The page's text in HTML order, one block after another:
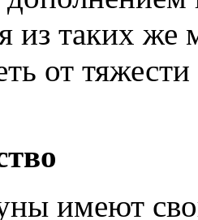
из таких же
от
имеют